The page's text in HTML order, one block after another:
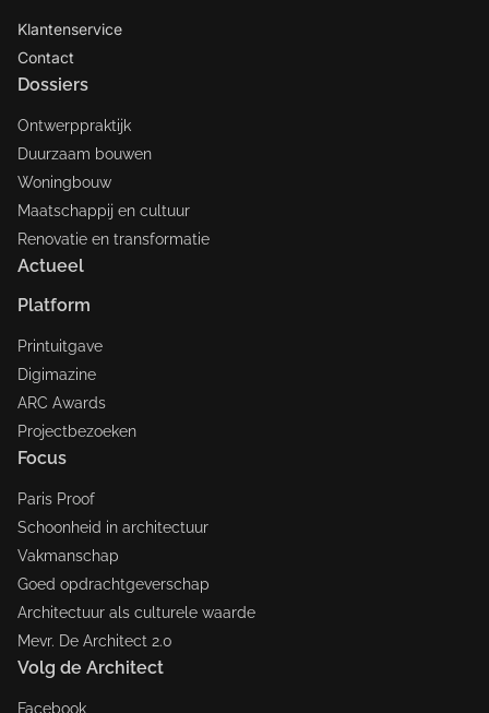
Klantenservice
Contact
Dossiers
Ontwerppraktijk
Duurzaam bouwen
Woningbouw
Maatschappij en cultuur
Renovatie en transformatie
Actueel
Platform
Printuitgave
Digimazine
ARC Awards
Projectbezoeken
Focus
Paris Proof
Schoonheid in architectuur
Vakmanschap
Goed opdrachtgeverschap
Architectuur als culturele waarde
Mevr. De Architect 2.0
Volg de Architect
Facebook